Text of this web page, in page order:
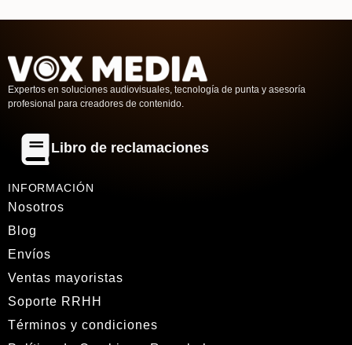
Expertos en soluciones audiovisuales, tecnología de punta y asesoría
profesional para creadores de contenido.
Libro de reclamaciones
INFORMACIÓN
Nosotros
Blog
Envíos
Ventas mayoristas
Soporte RRHH
Términos y condiciones